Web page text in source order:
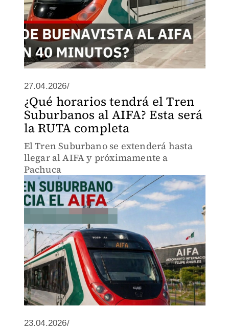
27.04.2026/
¿Qué horarios tendrá el Tren
Suburbanos al AIFA? Esta será
la RUTA completa
El Tren Suburbano se extenderá hasta
llegar al AIFA y próximamente a
Pachuca
23.04.2026/